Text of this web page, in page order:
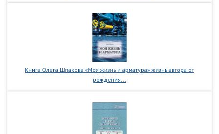
Книга Олега Шпакова «Моя жизнь и арматура» жизнь автора от
рождения...